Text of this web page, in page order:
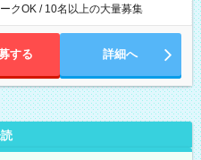
クOK / 10名以上の大量募集
する 詳細へ